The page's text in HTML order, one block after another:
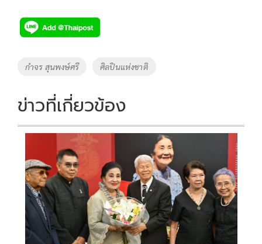
e
b
o
k
tt
er
p
y
Li
k
Tags
กำจร สุนพงษ์ศรี ศิลปินแห่งชาติ
ข่าวที่เกี่ยวข้อง